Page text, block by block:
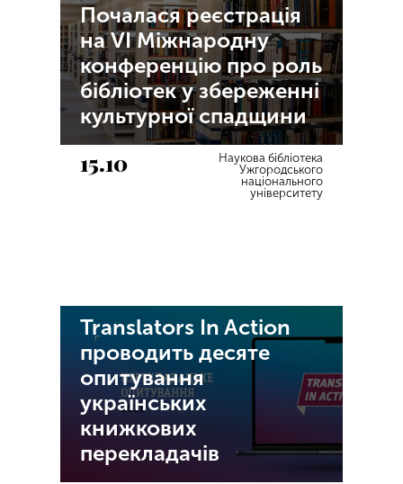
Почалася реєстрація
на VI Міжнародну
конференцію про роль
бібліотек у збереженні
культурної спадщини
15.10
Наукова бібліотека
Ужгородського
національного
університету
Translators In Action
проводить десяте
опитування
українських
книжкових
перекладачів